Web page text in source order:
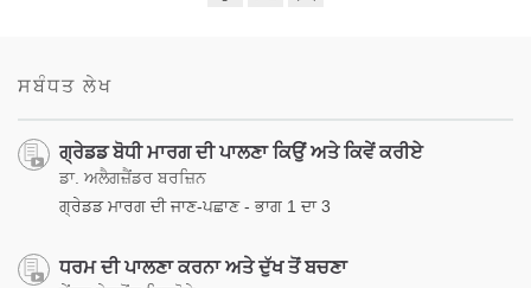
ਸਬੰਧਤ ਲੇਖ
ਗ੍ਰੇਡਡ ਬੋਧੀ ਮਾਰਗ ਦੀ ਪਾਲਣਾ ਕਿਉਂ ਅਤੇ ਕਿਵੇਂ ਕਰੀਏ
ਡਾ. ਅਲੈਗਜ਼ੈਂਡਰ ਬਰਜ਼ਿਨ
ਗ੍ਰੇਡਡ ਮਾਰਗ ਦੀ ਜਾਣ-ਪਛਾਣ - ਭਾਗ 1 ਦਾ 3
ਧਰਮ ਦੀ ਪਾਲਣਾ ਕਰਨਾ ਅਤੇ ਦੁੱਖ ਤੋਂ ਬਚਣਾ